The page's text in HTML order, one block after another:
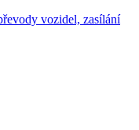
vozidel, zasílání